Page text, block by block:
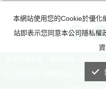
材，辦公傢具，體育用品，滿足所
本網站使用您的Cookie於優化
站即表示您同意本公司隱私權
資